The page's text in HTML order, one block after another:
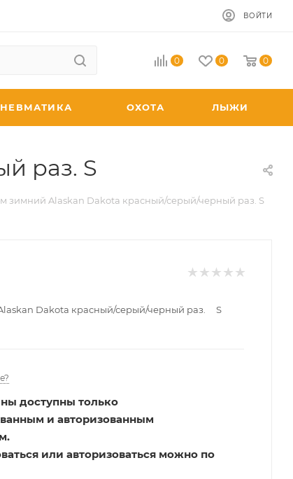
ВОЙТИ
0 0 0
ОХОТА ЛЫЖИ
раз. S
зимний Alaskan Dakota красный/серый/черный раз. S
Dakota красный/серый/черный раз. S
доступны только
и авторизованным
или авторизоваться можно по